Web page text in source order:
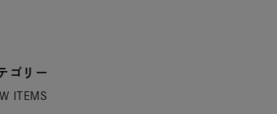
ゴリー
ITEMS